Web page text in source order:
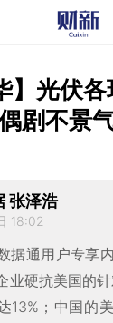
】光伏
剧不景
张泽浩
18:02
据通用户专享
业硬抗美国的
13%；中国的